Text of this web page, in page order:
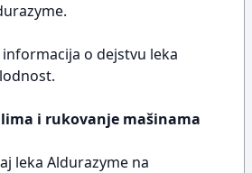
o dejstvu leka
i rukovanje mašinama
leka Aldurazyme na